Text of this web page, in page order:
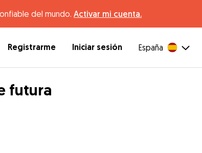
del mundo. Activar mi cuenta.
Registrarme Iniciar sesión España
futura